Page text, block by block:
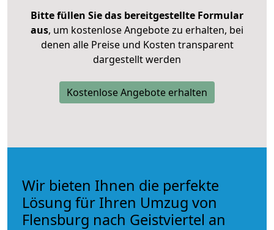
Bitte füllen Sie das bereitgestellte Formular
aus, um kostenlose Angebote zu erhalten, bei
denen alle Preise und Kosten transparent
dargestellt werden
Kostenlose Angebote erhalten
Wir bieten Ihnen die perfekte
Lösung für Ihren Umzug von
Flensburg nach Geistviertel an